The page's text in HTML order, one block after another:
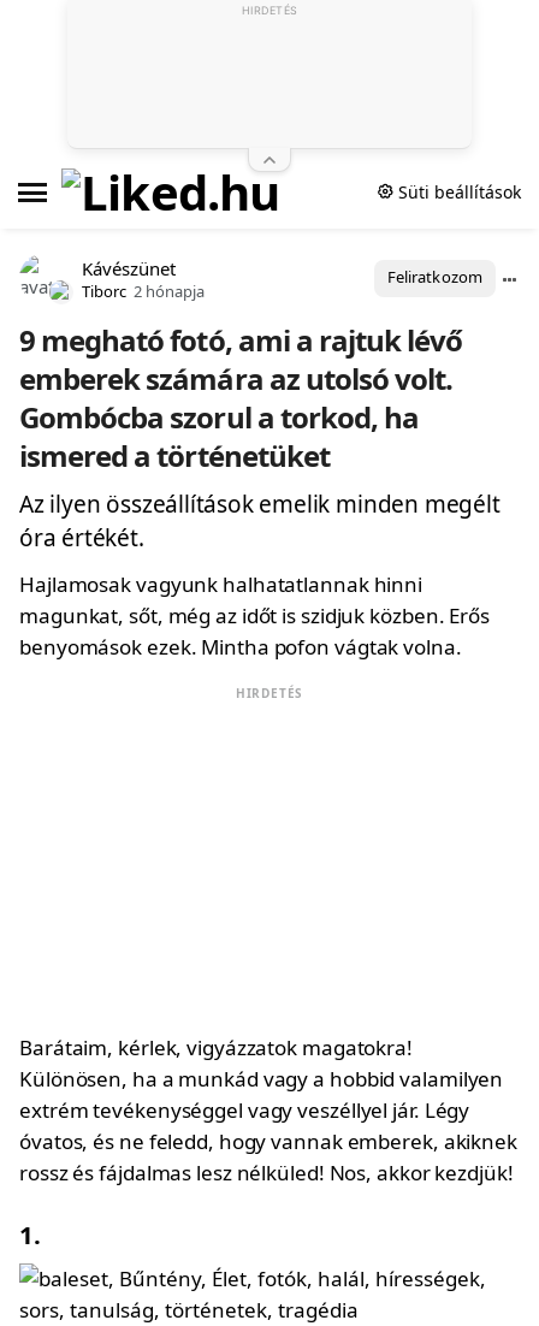
Süti beállítások
Kávészünet
Tiborc 2 hónapja
Feliratkozom
9 megható fotó, ami a rajtuk lévő
emberek számára az utolsó volt.
Gombócba szorul a torkod, ha
ismered a történetüket
Az ilyen összeállítások emelik minden megélt
óra értékét.
Hajlamosak vagyunk halhatatlannak hinni
magunkat, sőt, még az időt is szidjuk közben. Erős
benyomások ezek. Mintha pofon vágtak volna.
HIRDETÉS
Barátaim, kérlek, vigyázzatok magatokra!
Különösen, ha a munkád vagy a hobbid valamilyen
extrém tevékenységgel vagy veszéllyel jár. Légy
óvatos, és ne feledd, hogy vannak emberek, akiknek
rossz és fájdalmas lesz nélküled! Nos, akkor kezdjük!
1.
HIRDETÉS